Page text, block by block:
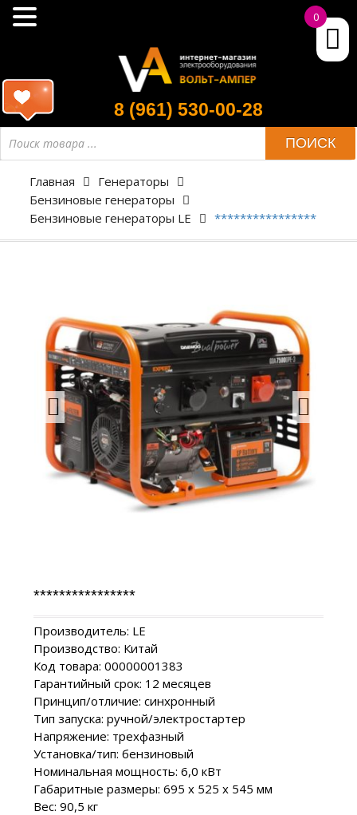
8 (961) 530-00-28
ПОИСК
Главная
Генераторы
Бензиновые генераторы
Бензиновые генераторы LE
****************
****************
Производитель: LE
Производство: Китай
Код товара: 00000001383
Гарантийный срок: 12 месяцев
Принцип/отличие: синхронный
Тип запуска: ручной/электростартер
Напряжение: трехфазный
Установка/тип: бензиновый
Номинальная мощность: 6,0 кВт
Габаритные размеры: 695 х 525 х 545 мм
Вес: 90,5 кг
0